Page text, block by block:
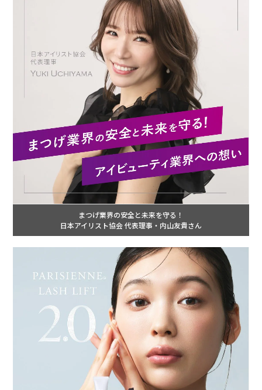
まつげ業界の安全と未来を守る！
日本アイリスト協会 代表理事・内山友貴さん